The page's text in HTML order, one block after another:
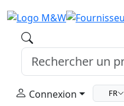
Connexion FR